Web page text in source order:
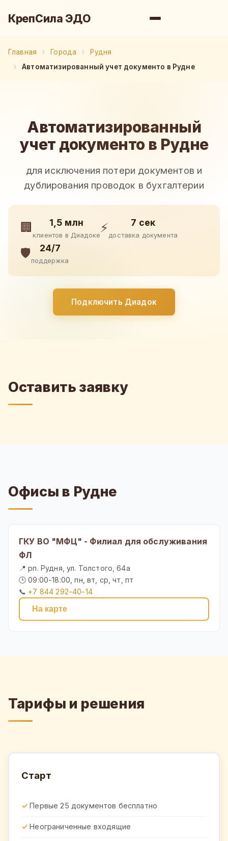
КрепСила ЭДО
Главная Города
Рудня
Автоматизированный учет документо в Рудне
Автоматизированный
учет документо в Рудне
для исключения потери документов и
дублирования проводок в бухгалтерии
🏢 1,5 млн
клиентов в Диадоке
⚡ 7 сек
доставка документа
🛡️ 24/7
поддержка
Подключить Диадок
Оставить заявку
Офисы в Рудне
ГКУ ВО "МФЦ" - Филиал для обслуживания
ФЛ
📍 рп. Рудня, ул. Толстого, 64а
🕒 09:00-18:00, пн, вт, ср, чт, пт
📞 +7 844 292-40-14
На карте
Тарифы и решения
Старт
Первые 25 документов бесплатно
Неограниченные входящие